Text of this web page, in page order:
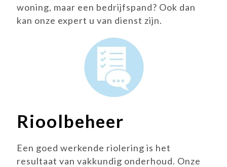
woning, maar een bedrijfspand? Ook dan
kan onze expert u van dienst zijn.
Rioolbeheer
Een goed werkende riolering is het
resultaat van vakkundig onderhoud. Onze